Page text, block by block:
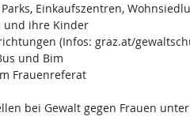
Einkaufszentren,
und ihre Kinder
(Infos: graz.at/
und Bim
Frauenreferat
bei Gewalt gegen Frauen